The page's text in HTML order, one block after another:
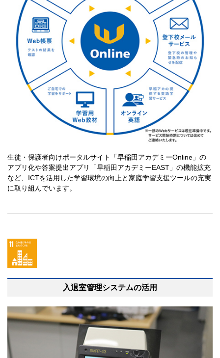
生徒・保護者向けポータルサイト「早稲田アカデミーOnline」の
アプリ化や答案提出アプリ「早稲田アカデミーEAST」の機能拡充
など、ICTを活用した学習環境の向上と家庭学習支援ツールの充実
に取り組んでいます。
入退室管理システムの活用